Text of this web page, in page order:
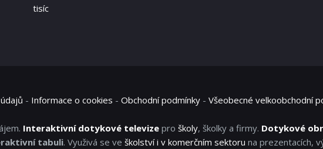
tisíc
- Informace o cookies - Obchodní podmínky - Všeobecné velkoobchodní
Interaktivní dotykové televize pro školy, školky a firmy. Dotykové
tabuli. Využivá se ve školství i v komerčním sektoru na prezentacích,